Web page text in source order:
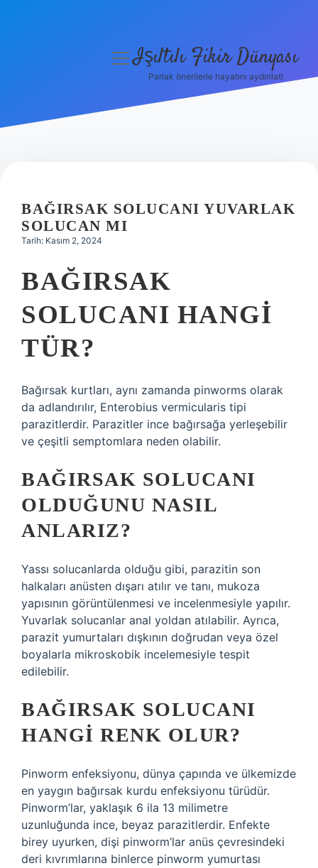
menüyüIşıltılı Fikir Dünyası
Parlak önerilerle hayatını aydınlat!
BAĞIRSAK SOLUCANI YUVARLAK
SOLUCAN MI
Tarih: Kasım 2, 2024
BAĞIRSAK
SOLUCANI HANGI
TÜR?
Bağırsak kurtları, aynı zamanda pinworms olarak
da adlandırılır, Enterobius vermicularis tipi
parazitlerdir. Parazitler ince bağırsağa yerleşebilir
ve çeşitli semptomlara neden olabilir.
BAĞIRSAK SOLUCANI
OLDUĞUNU NASIL
ANLARIZ?
Yassı solucanlarda olduğu gibi, parazitin son
halkaları anüsten dışarı atılır ve tanı, mukoza
yapısının görüntülenmesi ve incelenmesiyle yapılır.
Yuvarlak solucanlar anal yoldan atılabilir. Ayrıca,
parazit yumurtaları dışkının doğrudan veya özel
boyalarla mikroskobik incelemesiyle tespit
edilebilir.
BAĞIRSAK SOLUCANI
HANGI RENK OLUR?
Pinworm enfeksiyonu, dünya çapında ve ülkemizde
en yaygın bağırsak kurdu enfeksiyonu türüdür.
Pinworm’lar, yaklaşık 6 ila 13 milimetre
uzunluğunda ince, beyaz parazitlerdir. Enfekte
birey uyurken, dişi pinworm’lar anüs çevresindeki
deri kıvrımlarına binlerce pinworm yumurtası